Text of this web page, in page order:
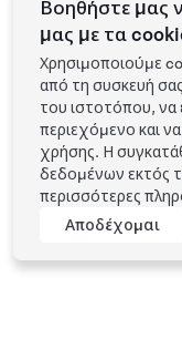
Βοηθήστε μας
μας με τα
Χρησιμοποιούμε
από τη συσκευή
του ιστοτόπου, να
περιεχόμενο και
χρήσης. Η
δεδομένων εκτός
περισσότερες
Αποδέχομαι